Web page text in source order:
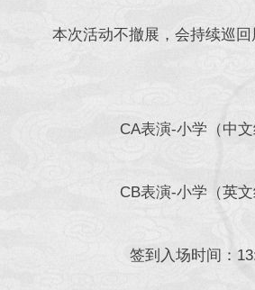
本次活动不撤展，会持续巡回
CA表演-小学（中文
CB表演-小学（英文
签到入场时间：